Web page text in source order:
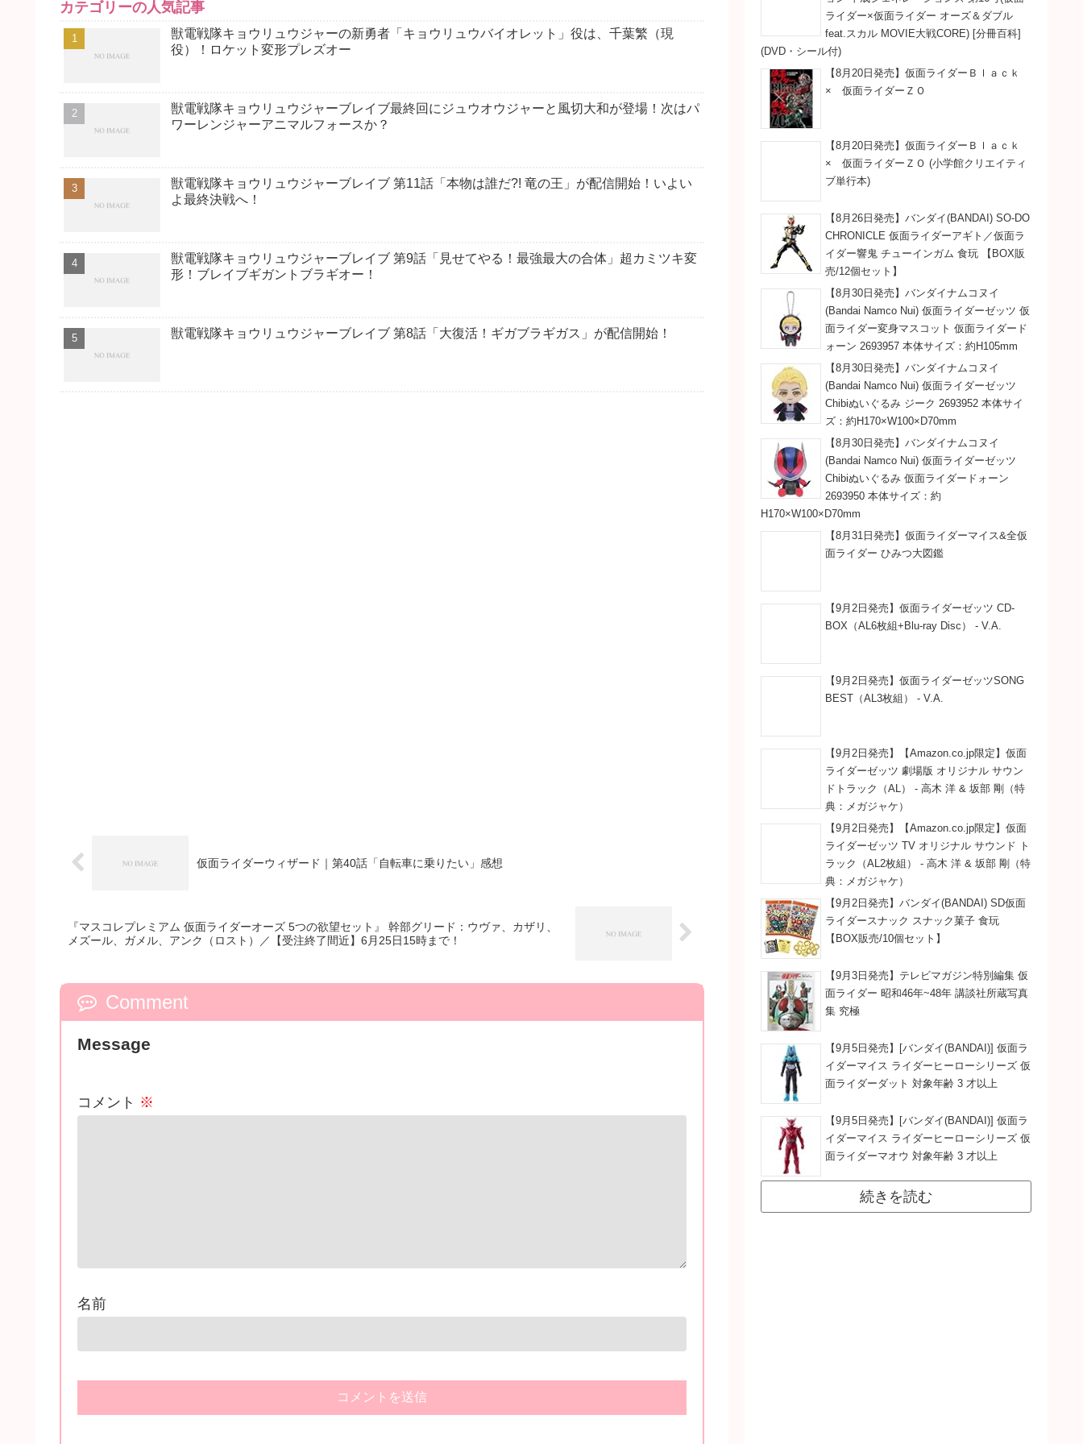
カテゴリーの人気記事
獣電戦隊キョウリュウジャーの新勇者「キョウリュウバイオレット」役は、千葉繁（現
役）！ロケット変形プレズオー
獣電戦隊キョウリュウジャーブレイブ最終回にジュウオウジャーと風切大和が登場！次はパ
ワーレンジャーアニマルフォースか？
獣電戦隊キョウリュウジャーブレイブ 第11話「本物は誰だ?! 竜の王」が配信開始！いよい
よ最終決戦へ！
獣電戦隊キョウリュウジャーブレイブ 第9話「見せてやる！最強最大の合体」超カミツキ変
形！ブレイブギガントブラギオー！
獣電戦隊キョウリュウジャーブレイブ 第8話「大復活！ギガブラギガス」が配信開始！
仮面ライダーウィザード｜第40話「自転車に乗りたい」感想
『マスコレプレミアム 仮面ライダーオーズ 5つの欲望セット』 幹部グリード：ウヴァ、カザリ、
メズール、ガメル、アンク（ロスト）／【受注終了間近】6月25日15時まで！
Comment
Message
コメント ※
名前
ライダー×仮面ライダー オーズ＆ダブル
feat.スカル MOVIE大戦CORE) [分冊百科]
(DVD・シール付)
【8月20日発売】仮面ライダーＢｌａｃｋ
× 仮面ライダーＺＯ
【8月20日発売】仮面ライダーＢｌａｃｋ
× 仮面ライダーＺＯ (小学館クリエイティ
ブ単行本)
【8月26日発売】バンダイ(BANDAI) SO-DO
CHRONICLE 仮面ライダーアギト／仮面ラ
イダー響鬼 チューインガム 食玩 【BOX販
売/12個セット】
【8月30日発売】バンダイナムコヌイ
(Bandai Namco Nui) 仮面ライダーゼッツ 仮
面ライダー変身マスコット 仮面ライダード
ォーン 2693957 本体サイズ：約H105mm
【8月30日発売】バンダイナムコヌイ
(Bandai Namco Nui) 仮面ライダーゼッツ
Chibiぬいぐるみ ジーク 2693952 本体サイ
ズ：約H170×W100×D70mm
【8月30日発売】バンダイナムコヌイ
(Bandai Namco Nui) 仮面ライダーゼッツ
Chibiぬいぐるみ 仮面ライダードォーン
2693950 本体サイズ：約
H170×W100×D70mm
【8月31日発売】仮面ライダーマイス&全仮
面ライダー ひみつ大図鑑
【9月2日発売】仮面ライダーゼッツ CD-
BOX（AL6枚組+Blu-ray Disc） - V.A.
【9月2日発売】仮面ライダーゼッツSONG
BEST（AL3枚組） - V.A.
【9月2日発売】【Amazon.co.jp限定】仮面
ライダーゼッツ 劇場版 オリジナル サウン
ドトラック（AL） - 高木 洋 & 坂部 剛（特
典：メガジャケ）
【9月2日発売】【Amazon.co.jp限定】仮面
ライダーゼッツ TV オリジナル サウンド ト
ラック（AL2枚組） - 高木 洋 & 坂部 剛（特
典：メガジャケ）
【9月2日発売】バンダイ(BANDAI) SD仮面
ライダースナック スナック菓子 食玩
【BOX販売/10個セット】
【9月3日発売】テレビマガジン特別編集 仮
面ライダー 昭和46年~48年 講談社所蔵写真
集 究極
【9月5日発売】[バンダイ(BANDAI)] 仮面ラ
イダーマイス ライダーヒーローシリーズ 仮
面ライダーダット 対象年齢 3 才以上
【9月5日発売】[バンダイ(BANDAI)] 仮面ラ
イダーマイス ライダーヒーローシリーズ 仮
面ライダーマオウ 対象年齢 3 才以上
続きを読む